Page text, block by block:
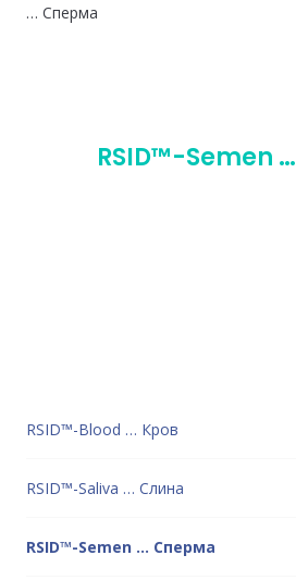
… Сперма
RSID™-Semen
RSID™-Blood … Кров
RSID™-Saliva … Слина
RSID™-Semen … Сперма